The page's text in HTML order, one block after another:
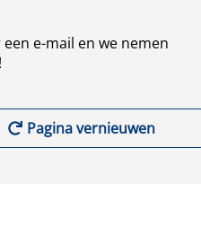
e-mail en we nemen
Pagina vernieuwen